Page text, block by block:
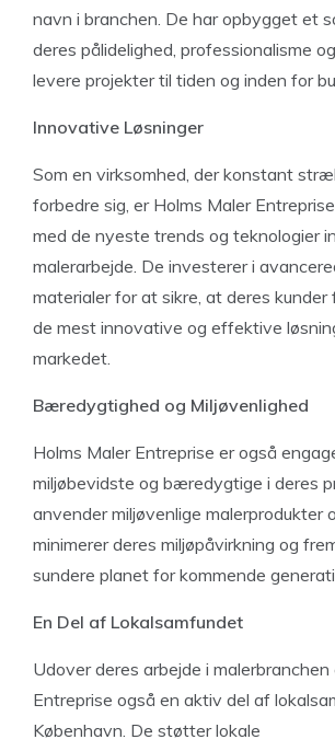
navn i branchen. De har opbygget et
deres pålidelighed, professionalisme
levere projekter til tiden og inden for
Innovative Løsninger
Som en virksomhed, der konstant
forbedre sig, er Holms Maler
med de nyeste trends og teknologier
malerarbejde. De investerer i
materialer for at sikre, at deres kunder
de mest innovative og effektive
markedet.
Bæredygtighed og Miljøvenlighed
Holms Maler Entreprise er også
miljøbevidste og bæredygtige i deres
anvender miljøvenlige malerprodukter
minimerer deres miljøpåvirkning og
sundere planet for kommende
En Del af Lokalsamfundet
Udover deres arbejde i
Entreprise også en aktiv del af
København. De støtter lokale